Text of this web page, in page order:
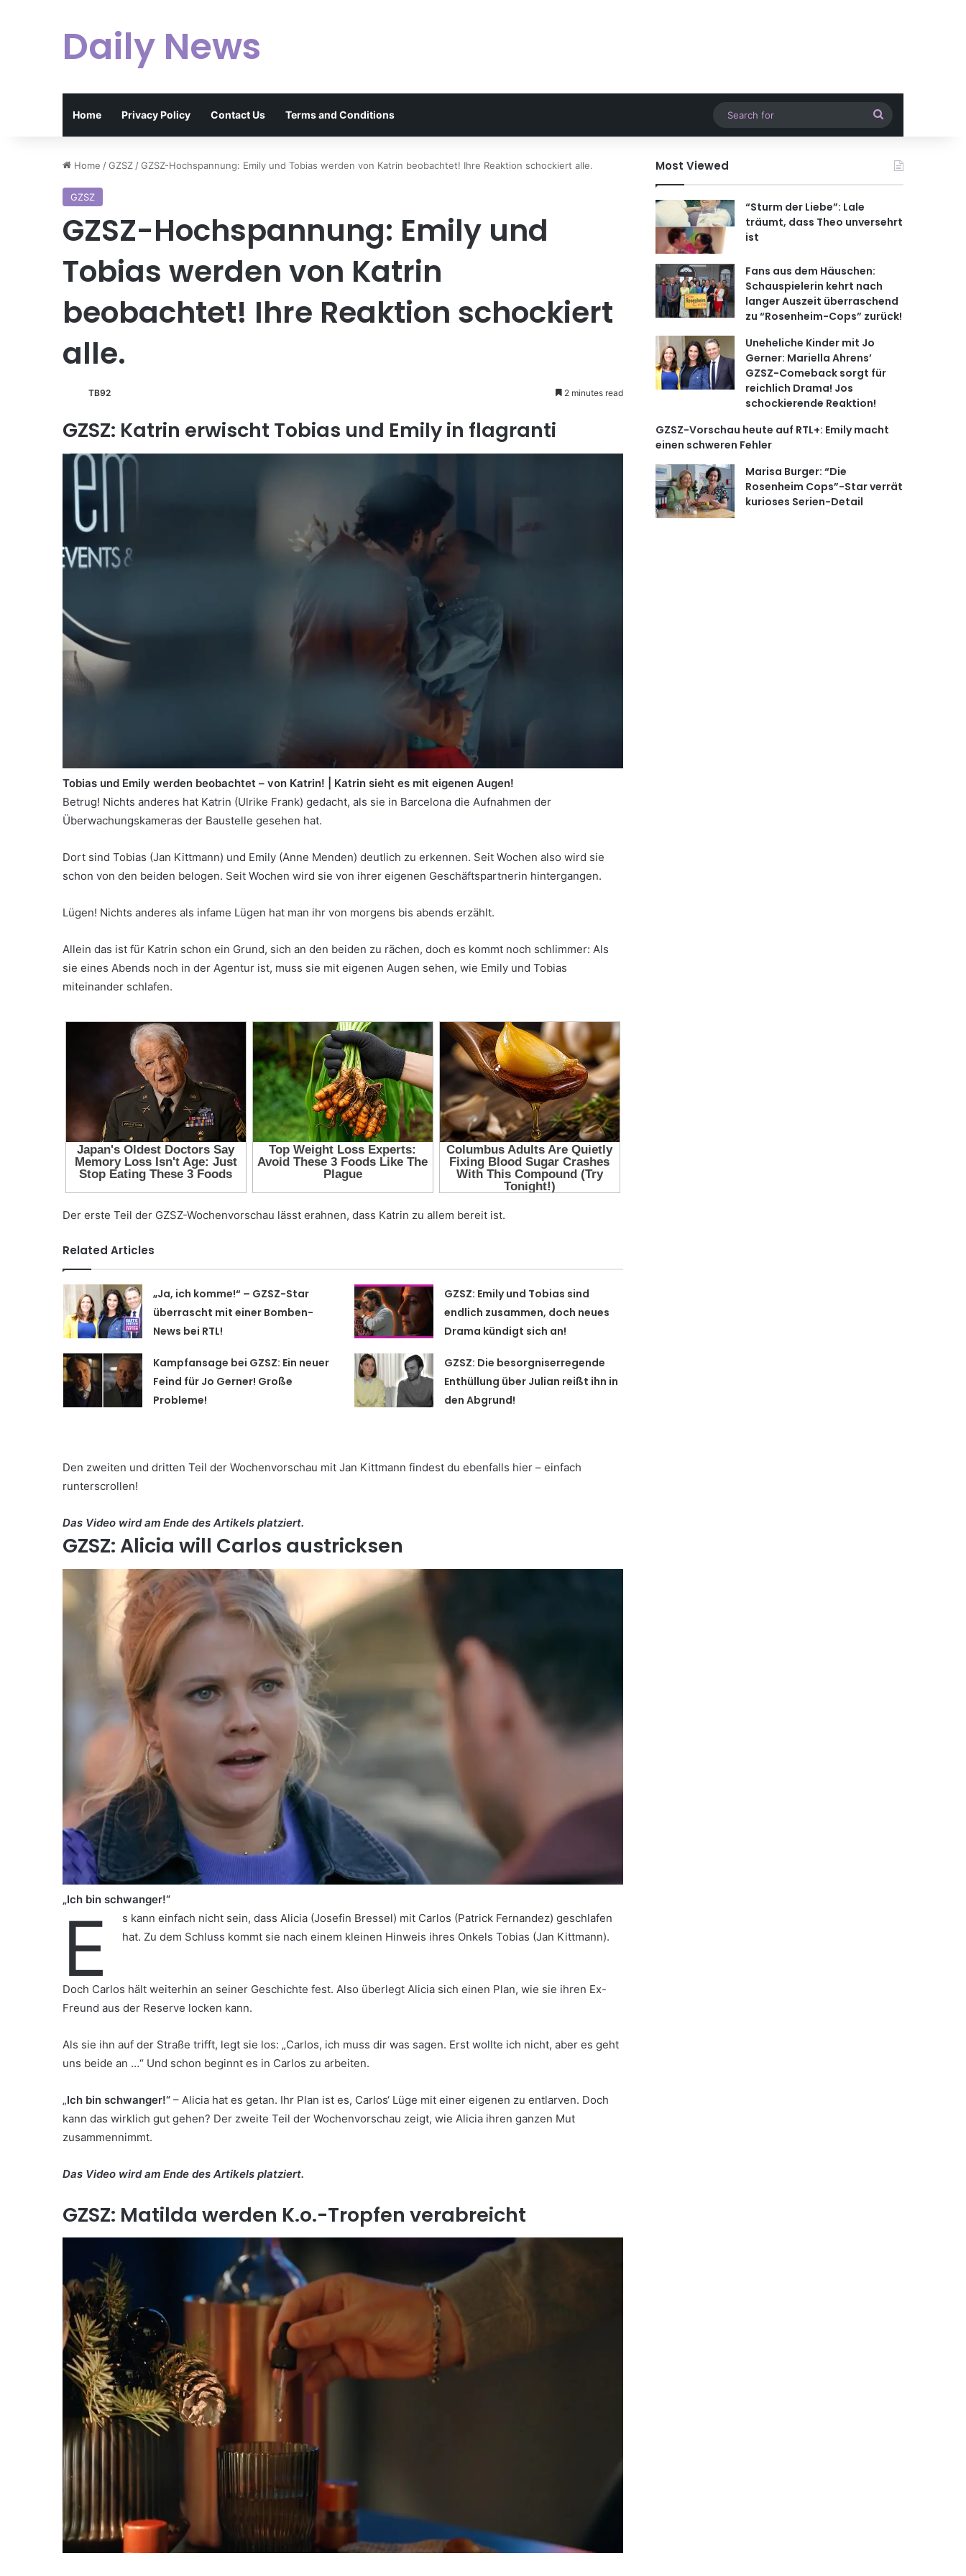
Daily News
Home Privacy Policy Contact Us Terms and Conditions
for
Home /GZSZ /GZSZ-Hochspannung: Emily und Tobias werden von Katrin beobachtet! Ihre Reaktion schockiert alle.
GZSZ
GZSZ-Hochspannung: Emily und
Tobias werden von Katrin
beobachtet! Ihre Reaktion schockiert
alle.
TB92 2 minutes read
GZSZ: Katrin erwischt Tobias und Emily in flagranti
Tobias und Emily werden beobachtet – von Katrin! | Katrin sieht es mit eigenen Augen!
Betrug! Nichts anderes hat Katrin (Ulrike Frank) gedacht, als sie in Barcelona die Aufnahmen der
Überwachungskameras der Baustelle gesehen hat.
Dort sind Tobias (Jan Kittmann) und Emily (Anne Menden) deutlich zu erkennen. Seit Wochen also wird sie
schon von den beiden belogen. Seit Wochen wird sie von ihrer eigenen Geschäftspartnerin hintergangen.
Lügen! Nichts anderes als infame Lügen hat man ihr von morgens bis abends erzählt.
Allein das ist für Katrin schon ein Grund, sich an den beiden zu rächen, doch es kommt noch schlimmer: Als
sie eines Abends noch in der Agentur ist, muss sie mit eigenen Augen sehen, wie Emily und Tobias
miteinander schlafen.
Der erste Teil der GZSZ-Wochenvorschau lässt erahnen, dass Katrin zu allem bereit ist.
Related Articles
„Ja, ich komme!“ – GZSZ-Star
überrascht mit einer Bomben-
News bei RTL!
GZSZ: Emily und Tobias sind
endlich zusammen, doch neues
Drama kündigt sich an!
Kampfansage bei GZSZ: Ein neuer
Feind für Jo Gerner! Große
Probleme!
GZSZ: Die besorgniserregende
Enthüllung über Julian reißt ihn in
den Abgrund!
Den zweiten und dritten Teil der Wochenvorschau mit Jan Kittmann findest du ebenfalls hier – einfach
runterscrollen!
Das Video wird am Ende des Artikels platziert.
GZSZ: Alicia will Carlos austricksen
„Ich bin schwanger!“
E
s kann einfach nicht sein, dass Alicia (Josefin Bressel) mit Carlos (Patrick Fernandez) geschlafen
hat. Zu dem Schluss kommt sie nach einem kleinen Hinweis ihres Onkels Tobias (Jan Kittmann).
Doch Carlos hält weiterhin an seiner Geschichte fest. Also überlegt Alicia sich einen Plan, wie sie ihren Ex-
Freund aus der Reserve locken kann.
Als sie ihn auf der Straße trifft, legt sie los: „Carlos, ich muss dir was sagen. Erst wollte ich nicht, aber es geht
uns beide an …“ Und schon beginnt es in Carlos zu arbeiten.
„Ich bin schwanger!“ – Alicia hat es getan. Ihr Plan ist es, Carlos‘ Lüge mit einer eigenen zu entlarven. Doch
kann das wirklich gut gehen? Der zweite Teil der Wochenvorschau zeigt, wie Alicia ihren ganzen Mut
zusammennimmt.
Das Video wird am Ende des Artikels platziert.
GZSZ: Matilda werden K.o.-Tropfen verabreicht
Most Viewed
“Sturm der Liebe”: Lale
träumt, dass Theo unversehrt
ist
Fans aus dem Häuschen:
Schauspielerin kehrt nach
langer Auszeit überraschend
zu “Rosenheim-Cops” zurück!
Uneheliche Kinder mit Jo
Gerner: Mariella Ahrens’
GZSZ-Comeback sorgt für
reichlich Drama! Jos
schockierende Reaktion!
GZSZ-Vorschau heute auf RTL+: Emily macht
einen schweren Fehler
Marisa Burger: “Die
Rosenheim Cops”-Star verrät
kurioses Serien-Detail